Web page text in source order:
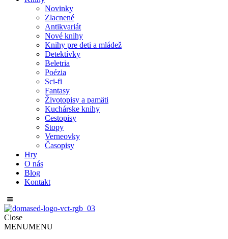
Novinky
Zlacnené
Antikvariát
Nové knihy
Knihy pre deti a mládež
Detektívky
Beletria
Poézia
Sci-fi
Fantasy
Životopisy a pamäti
Kuchárske knihy
Cestopisy
Stopy
Verneovky
Časopisy
Hry
O nás
Blog
Kontakt
Close
MENUMENU